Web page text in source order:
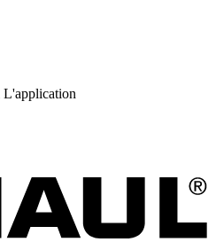
L'application